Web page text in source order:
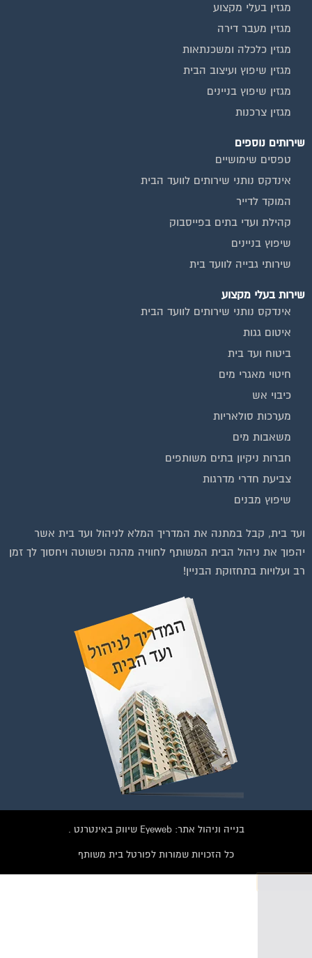
מגזין בעלי מקצוע
מגזין מעבר דירה
מגזין כלכלה ומשכנתאות
מגזין שיפוץ ועיצוב הבית
מגזין שיפוץ בניינים
מגזין צרכנות
שירותים נוספים
טפסים שימושיים
אינדקס נותני שירותים לוועד הבית
המוקד לדייר
קהילת ועדי בתים בפייסבוק
שיפוץ בניינים
שירותי גבייה לוועד בית
שירות בעלי מקצוע
אינדקס נותני שירותים לוועד הבית
איטום גגות
ביטוח ועד בית
חיטוי מאגרי מים
כיבוי אש
מערכות סולאריות
משאבות מים
חברות ניקיון בתים משותפים
צביעת חדרי מדרגות
שיפוץ מבנים
ועד בית, קבל במתנה את המדריך המלא לניהול ועד בית אשר
יהפוך את ניהול הבית המשותף לחוויה מהנה ופשוטה ויחסוך לך זמן
רב ועלויות בתחזוקת הבניין!
בנייה וניהול אתר: Eyeweb שיווק באינטרנט .
כל הזכויות שמורות לפורטל בית משותף